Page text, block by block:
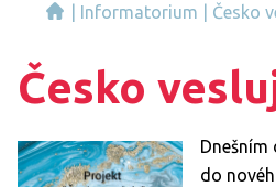
Informatorium Česko
Česko
Dnešním
do